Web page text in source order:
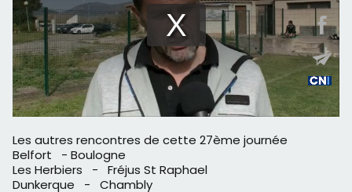
Les autres rencontres de cette 27ème journée
Belfort - Boulogne
Les Herbiers - Fréjus St Raphael
Dunkerque - Chambly